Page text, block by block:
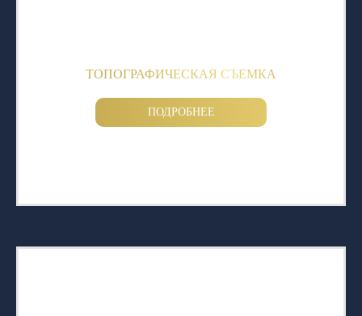
ТОПОГРАФИЧЕСКАЯ СЪЕМКА
ПОДРОБНЕЕ